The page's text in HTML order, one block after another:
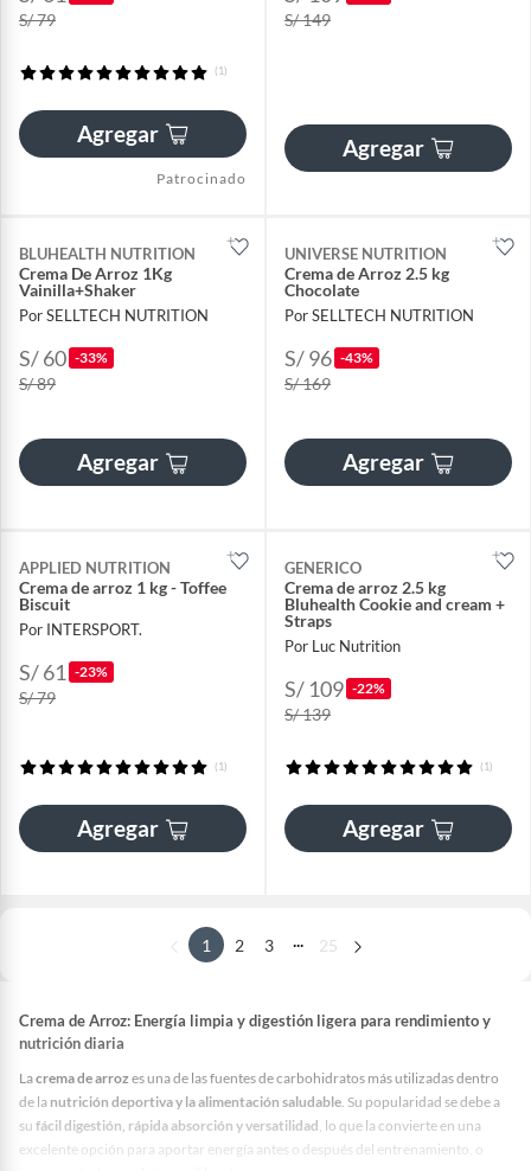
S/ 79
(1)
Agregar
Patrocinado
S/ 149
Agregar
BLUHEALTH NUTRITION
Crema De Arroz 1Kg
Vainilla+Shaker
Por SELLTECH NUTRITION
S/ 60 -33%
S/ 89
Agregar
UNIVERSE NUTRITION
Crema de Arroz 2.5 kg
Chocolate
Por SELLTECH NUTRITION
S/ 96 -43%
S/ 169
Agregar
APPLIED NUTRITION
Crema de arroz 1 kg - Toffee
Biscuit
Por INTERSPORT.
S/ 61 -23%
S/ 79
(1)
Agregar
GENERICO
Crema de arroz 2.5 kg
Bluhealth Cookie and cream +
Straps
Por Luc Nutrition
S/ 109 -22%
S/ 139
(1)
Agregar
1 2 3 ... 25
Crema de Arroz: Energía limpia y digestión ligera para rendimiento y
nutrición diaria
Lacrema de arrozes una de las fuentes de carbohidratos más utilizadas dentro
de la nutrición deportiva y la alimentación saludable. Su popularidad se debe a
su fácil digestión, rápida absorción y versatilidad, lo que la convierte en una
excelente opción para aportar energía antes o después del entrenamiento, o